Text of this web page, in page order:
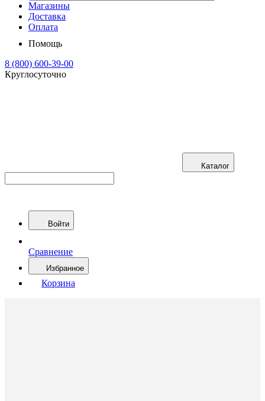
Магазины
Доставка
Оплата
Помощь
8 (800) 600-39-00
Круглосуточно
Каталог
Войти
Сравнение
Избранное
Корзина